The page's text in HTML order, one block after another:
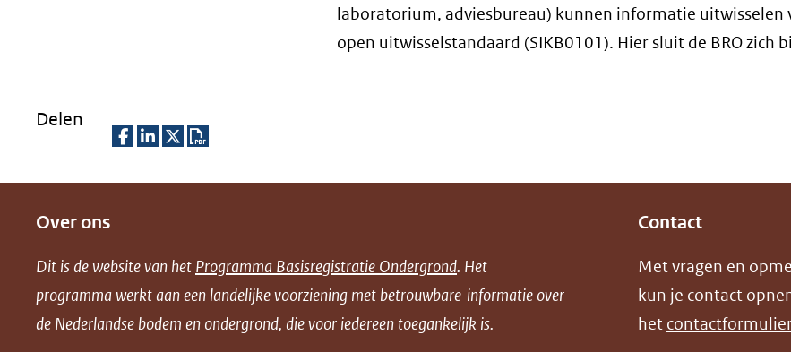
laboratorium, adviesbureau) kunnen informatie uitwisselen
open uitwisselstandaard (SIKB0101). Hier sluit de BRO zich
Delen
n
o
p
n
o
p
n
o
p
l
o
a
Over ons
Dit is de website van het Programma Basisregistratie Ondergrond. Het
programma werkt aan een landelijke voorziening met betrouwbare informatie over
de Nederlandse bodem en ondergrond, die voor iedereen toegankelijk is.
Contact
Met vragen en
kun je contact
het contactformulier